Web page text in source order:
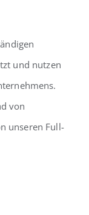
und nutzen
von
unseren Full-